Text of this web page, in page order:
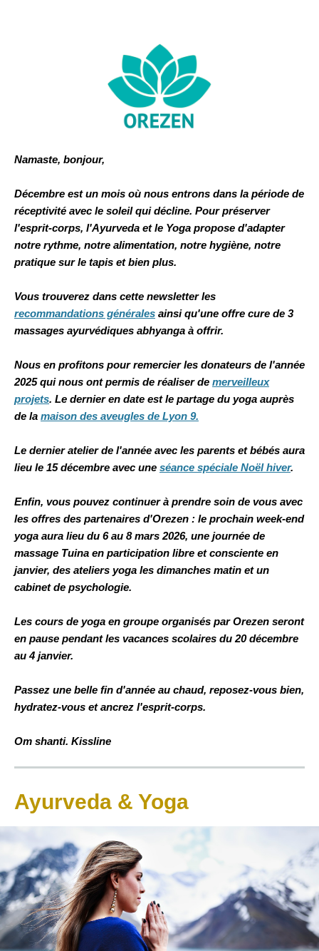
Namaste, bonjour,
Décembre est un mois où nous entrons dans la période de
réceptivité avec le soleil qui décline. Pour préserver
l'esprit-corps, l'Ayurveda et le Yoga propose d'adapter
notre rythme, notre alimentation, notre hygiène, notre
pratique sur le tapis et bien plus.
Vous trouverez dans cette newsletter les
recommandations générales ainsi qu'une offre cure de 3
massages ayurvédiques abhyanga à offrir.
Nous en profitons pour remercier les donateurs de l'année
2025 qui nous ont permis de réaliser de merveilleux
projets. Le dernier en date est le partage du yoga auprès
de la maison des aveugles de Lyon 9.
Le dernier atelier de l'année avec les parents et bébés aura
lieu le 15 décembre avec une séance spéciale Noël hiver.
Enfin, vous pouvez continuer à prendre soin de vous avec
les offres des partenaires d'Orezen : le prochain week-end
yoga aura lieu du 6 au 8 mars 2026, une journée de
massage Tuina en participation libre et consciente en
janvier, des ateliers yoga les dimanches matin et un
cabinet de psychologie.
Les cours de yoga en groupe organisés par Orezen seront
en pause pendant les vacances scolaires du 20 décembre
au 4 janvier.
Passez une belle fin d'année au chaud, reposez-vous bien,
hydratez-vous et ancrez l'esprit-corps.
Om shanti. Kissline
Ayurveda & Yoga